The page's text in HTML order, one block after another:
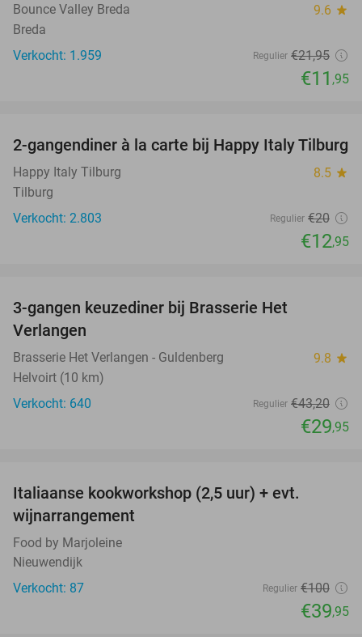
Bounce Valley Breda 9.6 star
Breda
Verkocht: 1.959
Regulier €21,95
€11 ,95
35%
2-gangendiner à la carte bij Happy Italy Tilburg
Happy Italy Tilburg 8.5 star
Tilburg
Verkocht: 2.803
Regulier €20
€12,95
3-gangen keuzediner bij Brasserie Het
Verlangen
Brasserie Het Verlangen - Guldenberg 9.8 star
Helvoirt (10 km)
Verkocht: 640
Regulier €43,20
€29,95
Italiaanse kookworkshop (2,5 uur) + evt.
wijnarrangement
Food by Marjoleine
Nieuwendijk
Verkocht: 87
Regulier €100
€39,95